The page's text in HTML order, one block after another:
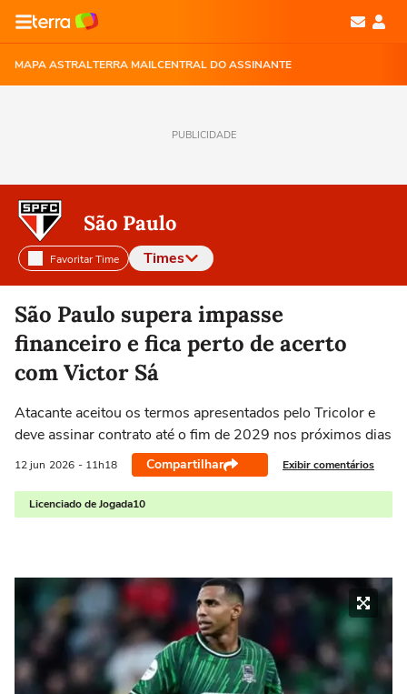
MAPA ASTRALTERRA MAILCENTRAL DO ASSINANTE
PUBLICIDADE
São Paulo
Favoritar Time Times
Selecione o time para ver as notícias
São Paulo supera impasse
financeiro e fica perto de acerto
com Victor Sá
Atacante aceitou os termos apresentados pelo Tricolor e
deve assinar contrato até o fim de 2029 nos próximos dias
12 jun 2026 - 11h18 Compartilhar Exibir comentários
Licenciado de Jogada10